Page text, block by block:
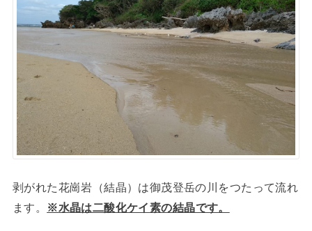
剥がれた花崗岩（結晶）は御茂登岳の川をつたって流れ
ます。
※水晶は二酸化ケイ素の結晶です。